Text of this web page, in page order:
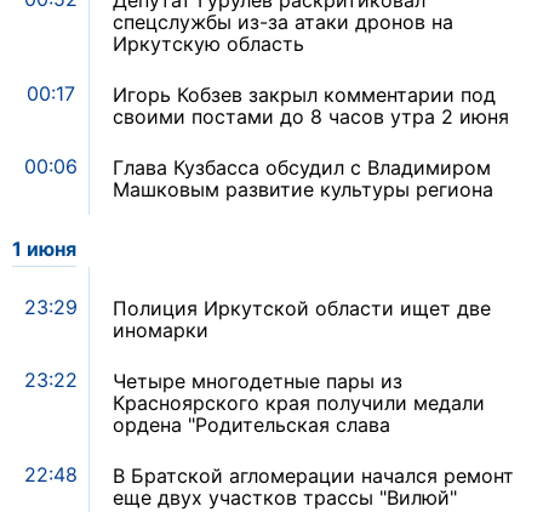
спецслужбы из-за атаки дронов на
Иркутскую область
00:17
Игорь Кобзев закрыл комментарии под
своими постами до 8 часов утра 2 июня
00:06
Глава Кузбасса обсудил с Владимиром
Машковым развитие культуры региона
1 июня
23:29
Полиция Иркутской области ищет две
иномарки
23:22
Четыре многодетные пары из
Красноярского края получили медали
ордена "Родительская слава
22:48
В Братской агломерации начался ремонт
еще двух участков трассы "Вилюй"